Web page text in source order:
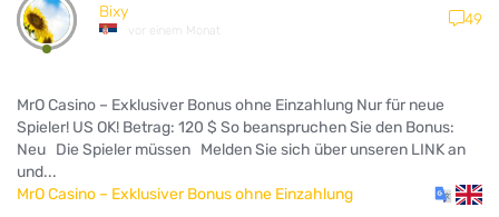
Bixy
vor einem Monat
49
MrO Casino – Exklusiver Bonus ohne Einzahlung Nur für neue
Spieler! US OK! Betrag: 120 $ So beanspruchen Sie den Bonus:
Neu Die Spieler müssen Melden Sie sich über unseren LINK an
und...
MrO Casino – Exklusiver Bonus ohne Einzahlung